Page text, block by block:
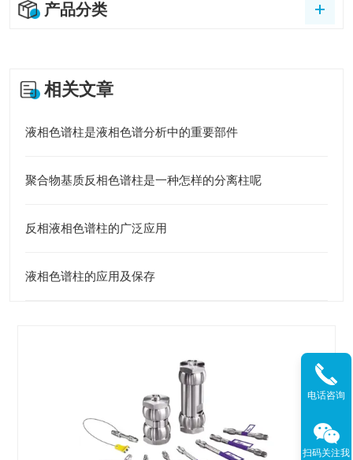
产品分类
相关文章
液相色谱柱是液相色谱分析中的重要部件
聚合物基质反相色谱柱是一种怎样的分离柱呢
反相液相色谱柱的广泛应用
液相色谱柱的应用及保存
电话咨询
扫码关注我